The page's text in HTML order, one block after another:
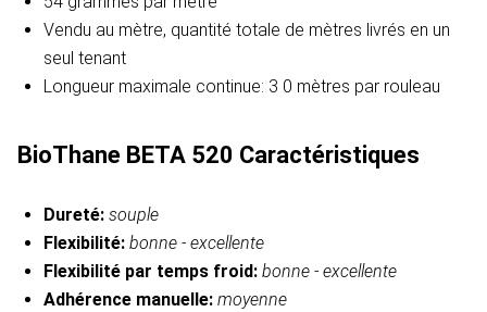
Vendu au mètre, quantité totale de mètres livrés en un
seul tenant
Longueur maximale continue: 3 0 mètres par rouleau
BioThane BETA 520 Caractéristiques
Dureté: souple
Flexibilité: bonne - excellente
Flexibilité par temps froid: bonne - excellente
Adhérence manuelle: moyenne